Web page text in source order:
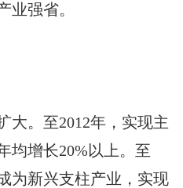
业强省。
。至2012年，实现主
均增长20%以上。至
为新兴支柱产业，实现